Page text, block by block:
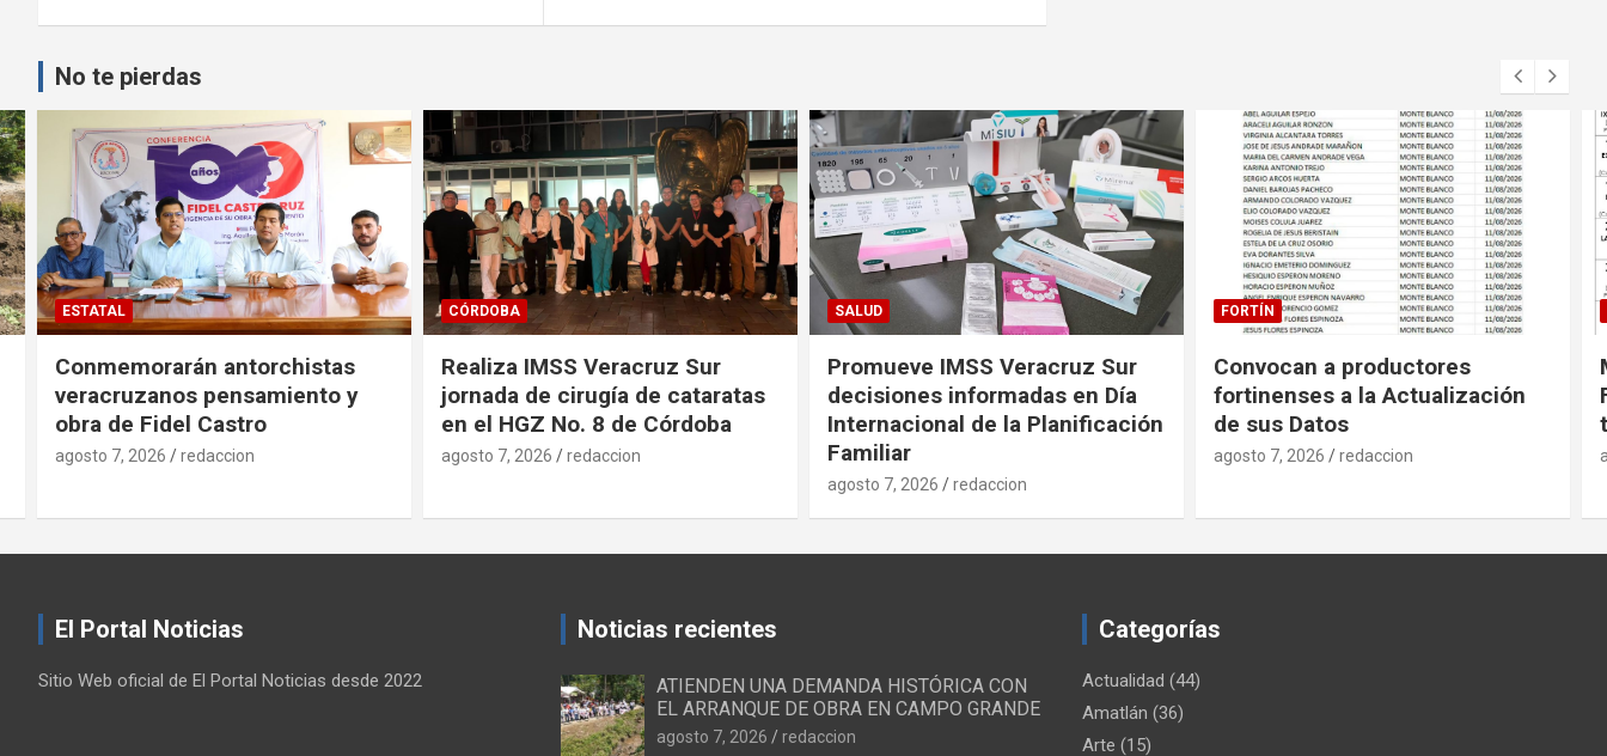
entradas
No te pierdas
ESTATAL
Conmemorarán antorchistas
veracruzanos pensamiento y
obra de Fidel Castro
agosto 7, 2026 redaccion
CÓRDOBA
Realiza IMSS Veracruz Sur
jornada de cirugía de cataratas
en el HGZ No. 8 de Córdoba
agosto 7, 2026 redaccion
SALUD
Promueve IMSS Veracruz Sur
decisiones informadas en Día
Internacional de la Planificación
Familiar
agosto 7, 2026 redaccion
FORTÍN
Convocan a productores
fortinenses a la Actualización
de sus Datos
agosto 7, 2026 redaccion
El Portal Noticias
Sitio Web oficial de El Portal Noticias desde 2022
Noticias recientes
ATIENDEN UNA DEMANDA HISTÓRICA CON
EL ARRANQUE DE OBRA EN CAMPO GRANDE
agosto 7, 2026 redaccion
Categorías
Actualidad (44)
Amatlán (36)
Arte (15)